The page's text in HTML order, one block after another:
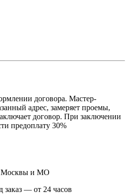
договора. Мастер-
адрес, замеряет проемы,
договор. При заключении
предоплату 30%
Москвы и МО
заказ — от 24 часов